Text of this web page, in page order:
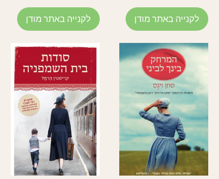
לקנייה באתר מודן לקנייה באתר מודן